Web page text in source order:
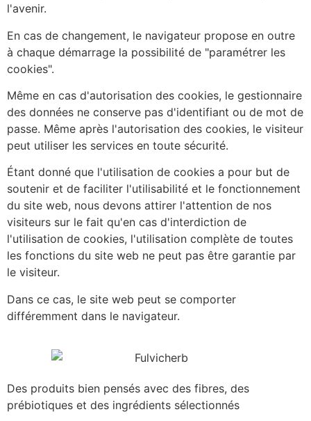
l'avenir.
En cas de changement, le navigateur propose en outre
à chaque démarrage la possibilité de "paramétrer les
cookies".
Même en cas d'autorisation des cookies, le gestionnaire
des données ne conserve pas d'identifiant ou de mot de
passe. Même après l'autorisation des cookies, le visiteur
peut utiliser les services en toute sécurité.
Étant donné que l'utilisation de cookies a pour but de
soutenir et de faciliter l'utilisabilité et le fonctionnement
du site web, nous devons attirer l'attention de nos
visiteurs sur le fait qu'en cas d'interdiction de
l'utilisation de cookies, l'utilisation complète de toutes
les fonctions du site web ne peut pas être garantie par
le visiteur.
Dans ce cas, le site web peut se comporter
différemment dans le navigateur.
Des produits bien pensés avec des fibres, des
prébiotiques et des ingrédients sélectionnés